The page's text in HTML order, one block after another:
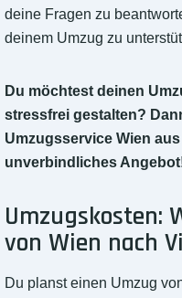
deine Fragen zu
deinem Umzug zu
Du möchtest deinen
stressfrei gestalten?
Umzugsservice Wien
unverbindliches
Umzugskosten:
von Wien nach
Du planst einen Umzug